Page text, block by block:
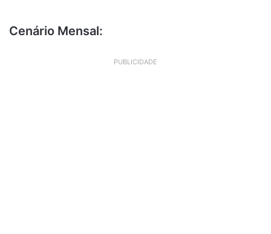
Cenário Mensal:
PUBLICIDADE